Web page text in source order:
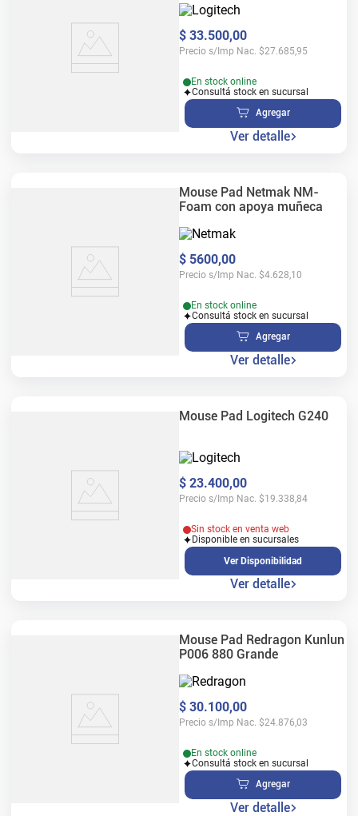
$ 33.500,00
Precio s/Imp Nac. $27.685,95
En stock online
Consultá stock en sucursal
Agregar
Ver detalle
Mouse Pad Netmak NM-
Foam con apoya muñeca
$ 5600,00
Precio s/Imp Nac. $4.628,10
En stock online
Consultá stock en sucursal
Agregar
Ver detalle
Mouse Pad Logitech G240
$ 23.400,00
Precio s/Imp Nac. $19.338,84
Sin stock en venta web
Disponible en sucursales
Ver Disponibilidad
Ver detalle
Mouse Pad Redragon Kunlun
P006 880 Grande
$ 30.100,00
Precio s/Imp Nac. $24.876,03
En stock online
Consultá stock en sucursal
Agregar
Ver detalle